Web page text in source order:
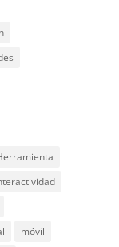
móvil